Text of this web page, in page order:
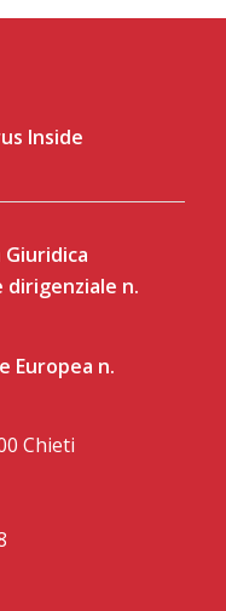
Inside
n.
Europea n.
Chieti